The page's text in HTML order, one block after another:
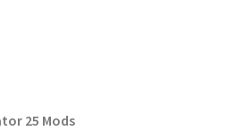
25 Mods